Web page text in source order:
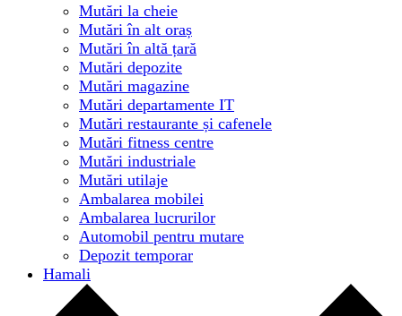
Mutări la cheie
Mutări în alt oraș
Mutări în altă țară
Mutări depozite
Mutări magazine
Mutări departamente IT
Mutări restaurante și cafenele
Mutări fitness centre
Mutări industriale
Mutări utilaje
Ambalarea mobilei
Ambalarea lucrurilor
Automobil pentru mutare
Depozit temporar
Hamali